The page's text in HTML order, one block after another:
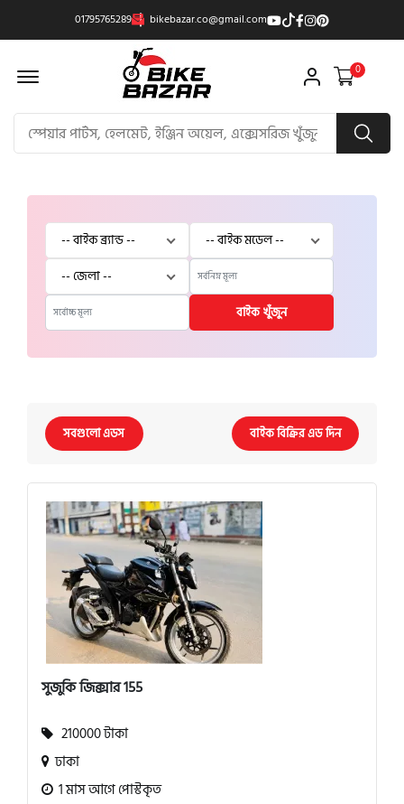
01795765289 bikebazar.co@gmail.com
Offcanvas Menu Open 0
বাইক খুঁজুন
সবগুলো এডস বাইক বিক্রির এড দিন
সুজুকি জিক্সার 155
210000 টাকা
ঢাকা
1 মাস আগে পোস্টকৃত